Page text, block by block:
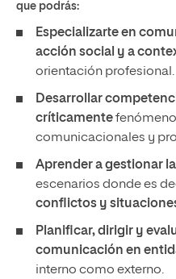
que podrás:
Especializarte en
acción social y a
orientación profesional.
Desarrollar
críticamente
comunicacionales y
Aprender a gestionar
escenarios donde es
conflictos y
Planificar, dirigir y
comunicación en
interno como externo.